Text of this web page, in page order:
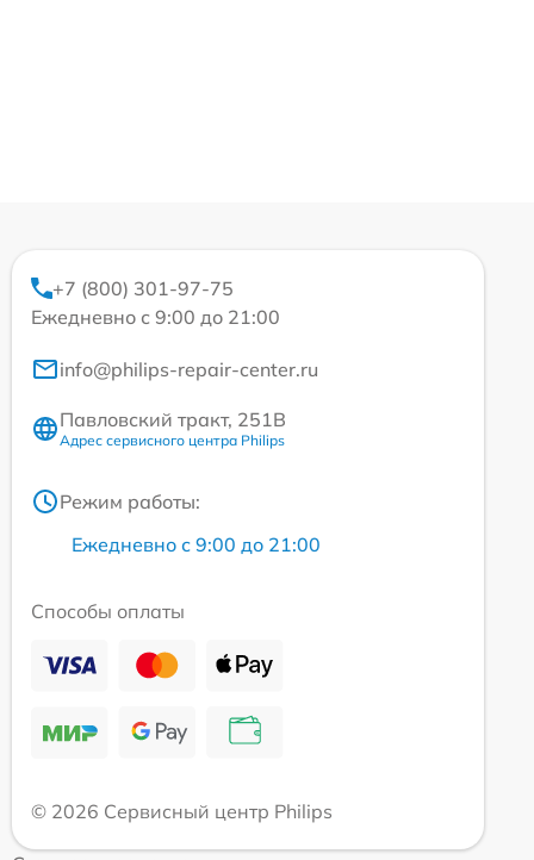
+7 (800) 301-97-75
Ежедневно с 9:00 до 21:00
info@philips-repair-center.ru
Павловский тракт, 251В
Адрес сервисного центра Philips
Режим работы:
Ежедневно с 9:00 до 21:00
Способы оплаты
© 2026 Сервисный центр Philips